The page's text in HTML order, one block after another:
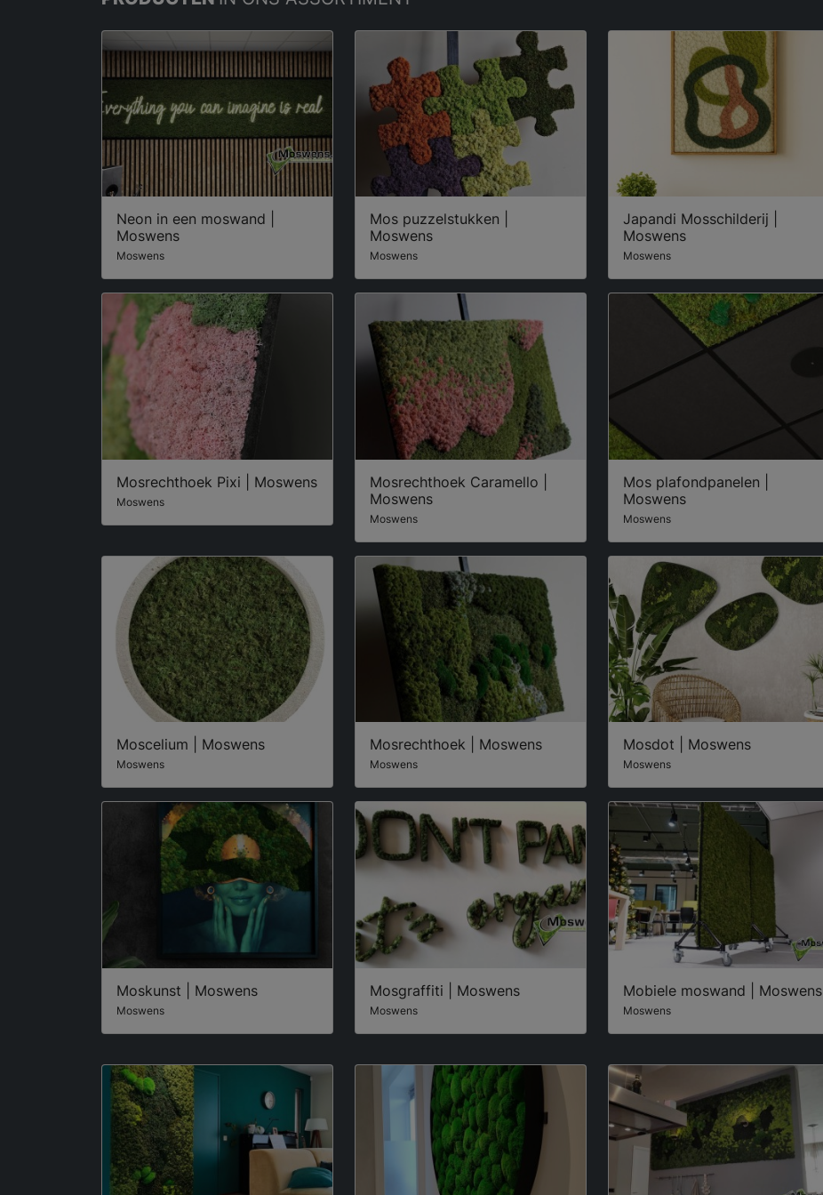
Neon in een moswand |
Moswens
Moswens
Mos puzzelstukken |
Moswens
Moswens
Japandi Mosschilderij |
Moswens
Moswens
Mosrechthoek Pixi | Moswens
Moswens
Mosrechthoek Caramello |
Moswens
Moswens
Mos plafondpanelen |
Moswens
Moswens
Moscelium | Moswens
Moswens
Mosrechthoek | Moswens
Moswens
Mosdot | Moswens
Moswens
Moskunst | Moswens
Moswens
Mosgraffiti | Moswens
Moswens
Mobiele moswand | Moswens
Moswens